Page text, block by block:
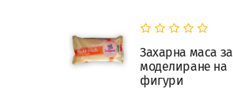
Захарна маса за
моделиране на
фигури